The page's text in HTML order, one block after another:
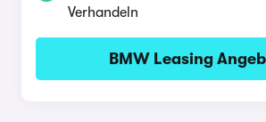
Verhandeln
BMW Leasing